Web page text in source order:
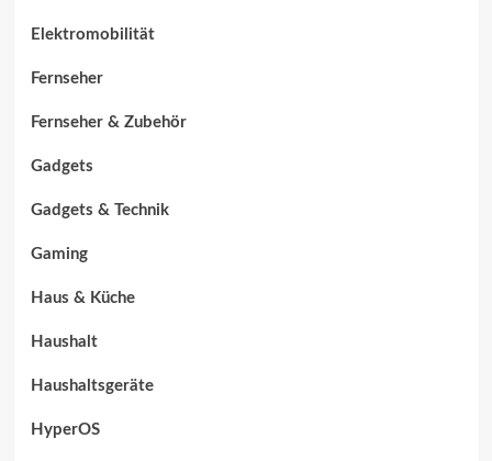
Elektromobilität
Fernseher
Fernseher & Zubehör
Gadgets
Gadgets & Technik
Gaming
Haus & Küche
Haushalt
Haushaltsgeräte
HyperOS